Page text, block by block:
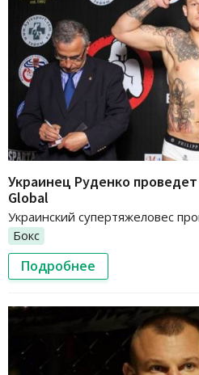
Украинец Руденко проведет
Global
Украинский супертяжеловес
Бокс
Подробнее